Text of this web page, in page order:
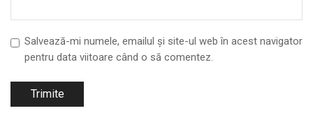
Salvează-mi numele, emailul și site-ul web în acest navigator
pentru data viitoare când o să comentez.